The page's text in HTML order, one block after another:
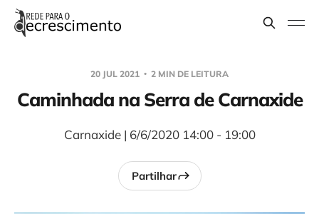
20 JUL 2021 2 MIN DE LEITURA
Caminhada na Serra de Carnaxide
Carnaxide | 6/6/2020 14:00 - 19:00
Partilhar